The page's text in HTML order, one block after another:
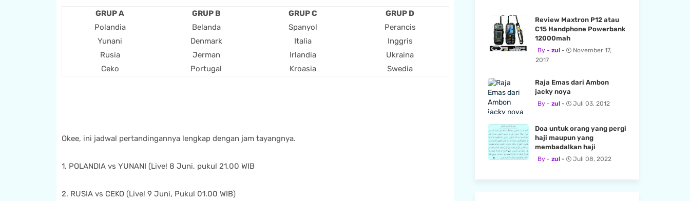
GRUP A GRUP B GRUP C
GRUP D
Polandia
Belanda Spanyol
Perancis
Yunani
Denmark Italia
Inggris
Rusia
Jerman Irlandia
Ukraina
Ceko
Portugal Kroasia Swedia
Okee, ini jadwal pertandingannya lengkap dengan jam tayangnya.
1. POLANDIA vs YUNANI (Live! 8 Juni, pukul 21.00 WIB
2. RUSIA vs CEKO (Live! 9 Juni, Pukul 01.00 WIB)
Review Maxtron P12 atau
C15 Handphone Powerbank
12000mah
zul
November 17,
2017
Raja Emas dari Ambon
jacky noya
zul Juli 03, 2012
Doa untuk orang yang pergi
haji maupun yang
membadalkan haji
zul Juli 08, 2022